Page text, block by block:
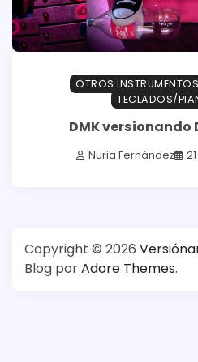
OTROS INSTRUMENTOS
TECLADOS/
DMK versionando
Nuria Fernández
Copyright © 2026
Blog porAdore Themes.